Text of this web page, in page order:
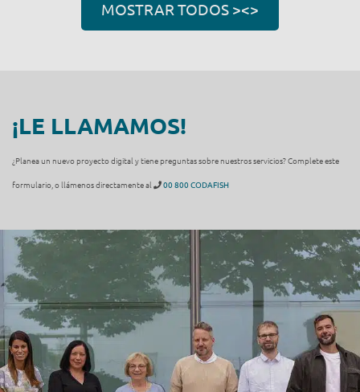
MOSTRAR TODOS ><>
¡LE LLAMAMOS!
¿Planea un nuevo proyecto digital y tiene preguntas sobre nuestros servicios? Complete este
formulario, o llámenos directamente al 00 800 CODAFISH